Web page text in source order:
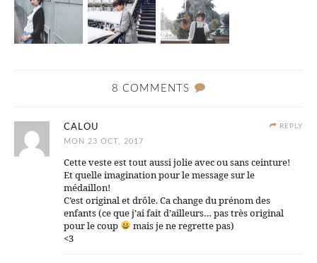
8 COMMENTS
REPLY
CALOU
MON 23 OCT, 2017
Cette veste est tout aussi jolie avec ou sans ceinture!
Et quelle imagination pour le message sur le
médaillon!
C’est original et drôle. Ca change du prénom des
enfants (ce que j’ai fait d’ailleurs… pas très original
pour le coup
mais je ne regrette pas)
<3